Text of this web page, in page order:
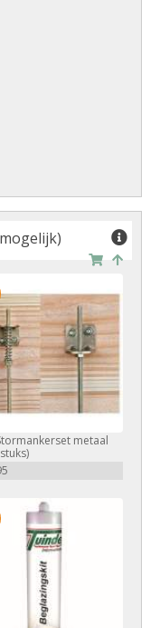
metaal